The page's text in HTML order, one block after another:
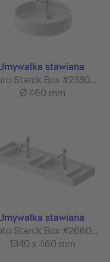
stawiana
Bento Starck Box #238046
Ø 460 mm
stawiana
Bento Starck Box #266013
1340 x 460 mm